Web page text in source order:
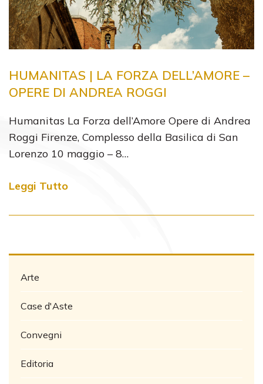
HUMANITAS | LA FORZA DELL’AMORE –
OPERE DI ANDREA ROGGI
Humanitas La Forza dell’Amore Opere di Andrea
Roggi Firenze, Complesso della Basilica di San
Lorenzo 10 maggio – 8…
Leggi Tutto
Arte
Case d'Aste
Convegni
Editoria